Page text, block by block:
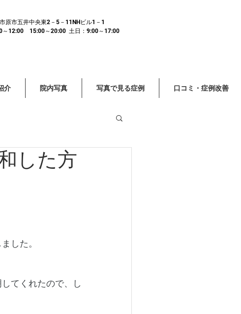
市五井中央東2－5－11NHビル1－1
12:00 15:00～20:00 土日：9:00～17:00
介 院内写真 写真で見る症例 口コミ・症例改善
頭痛 眼精疲労
した方
した。
てくれたので、し